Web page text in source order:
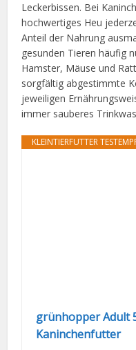
Leckerbissen. Bei
hochwertiges Heu
Anteil der Nahrung
gesunden Tieren häufig
Hamster, Mäuse und
sorgfältig abgestimmte
jeweiligen
immer sauberes
KLEINTIERFUTTER
grünhopper Adult
Kaninchenfutter